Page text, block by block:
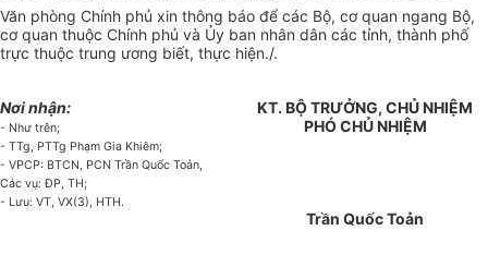
Văn phòng Chính phủ xin thông báo để các Bộ, cơ quan ngang Bộ,
cơ quan thuộc Chính phủ và Ủy ban nhân dân các tỉnh, thành phố
trực thuộc trung ương biết, thực hiện./.
Nơi nhận:
- Như trên;
- TTg, PTTg Phạm Gia Khiêm;
- VPCP: BTCN, PCN Trần Quốc Toản,
Các vụ: ĐP, TH;
- Lưu: VT, VX(3), HTH.
KT. BỘ TRƯỞNG, CHỦ NHIỆM
PHÓ CHỦ NHIỆM
Trần Quốc Toản